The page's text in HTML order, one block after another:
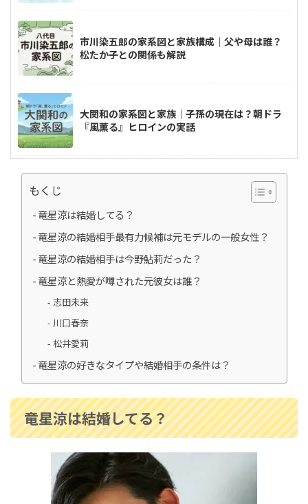
市川染五郎の家系図と家族構成｜父や母は誰？
松たか子との関係も解説
大関和の家系図と家族｜子孫の現在は？朝ドラ
『風薫る』ヒロインの実話
反田恭平と小林愛実のピアノ教室はどこ？幼な
高嶋ちさ子の家系図｜父は誰？高島忠夫との関
中村隼人の家系図は？親や三田寛子との関係・
市川猿之助とのつながりも解説！
安藤和津の家系図がすごかった！祖父は犬養毅
で緒方貞子とも親戚関係！
寺島しのぶの家系図｜尾上松也や松たか子との
関係は？祖父は人間国宝
もくじ
竜星涼は結婚してる？
竜星涼の結婚相手最有力候補は元モデルの一般女性？
竜星涼の結婚相手は今野鮎莉だった？
竜星涼と熱愛が噂された元彼女は誰？
志田未来
川口春奈
松井愛莉
竜星涼の好きなタイプや結婚相手の条件は？
竜星涼は結婚してる？